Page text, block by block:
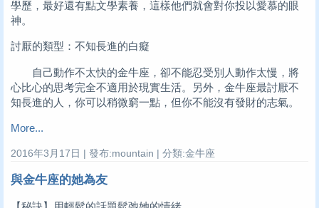
學歷，最好還有點文學素養，這樣他們就會對你投以愛慕的眼
神。
討厭的類型：不知長進的白癡
自己動作不太快的金牛座，卻不能忍受別人動作太慢，將
心比心的思考完全不適用於現實生活。另外，金牛座最討厭不
知長進的人，你可以稍微窮一點，但你不能沒有發財的志氣。
More...
2016年3月17日 | 發布:mountain | 分類:金牛座
與金牛座的她為友